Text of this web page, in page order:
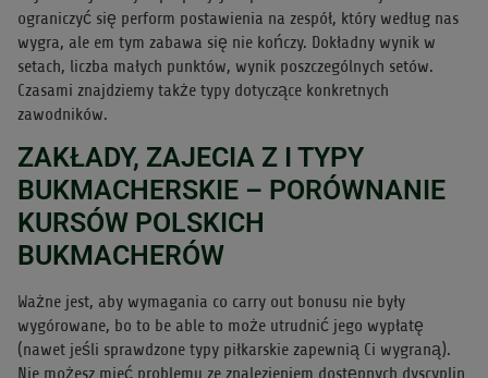
ograniczyć się perform postawienia na zespół, który według nas
wygra, ale em tym zabawa się nie kończy. Dokładny wynik w
setach, liczba małych punktów, wynik poszczególnych setów.
Czasami znajdziemy także typy dotyczące konkretnych
zawodników.
ZAKŁADY, ZAJECIA Z I TYPY
BUKMACHERSKIE – PORÓWNANIE
KURSÓW POLSKICH
BUKMACHERÓW
Ważne jest, aby wymagania co carry out bonusu nie były
wygórowane, bo to be able to może utrudnić jego wypłatę
(nawet jeśli sprawdzone typy piłkarskie zapewnią Ci wygraną).
Nie możesz mieć problemu ze znalezieniem dostępnych dyscyplin